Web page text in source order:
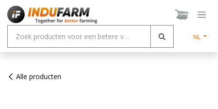
Overslaan naar inhoud
NL
Alle producten